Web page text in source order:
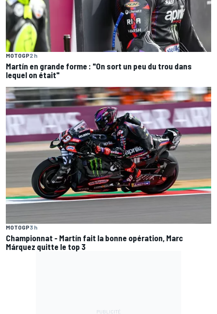
MOTOGP2 h
Martín en grande forme : "On sort un peu du trou dans
lequel on était"
MOTOGP3 h
Championnat - Martín fait la bonne opération, Marc
Márquez quitte le top 3